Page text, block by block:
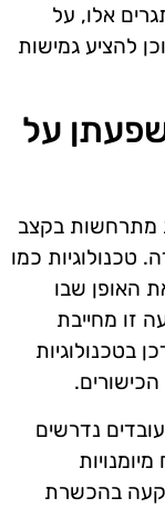
אלו, על
להציע גמישות
על
מתרחשות בקצב
טכנולוגיות כמו
האופן שבו
זו מחייבת
בטכנולוגיות
נדרשים
בהכשרת